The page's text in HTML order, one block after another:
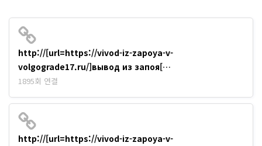
http://[url=https://vivod-iz-zapoya-v-
volgograde17.ru/]вывод из запоя[…
1895회 연결
http://[url=https://vivod-iz-zapoya-v-